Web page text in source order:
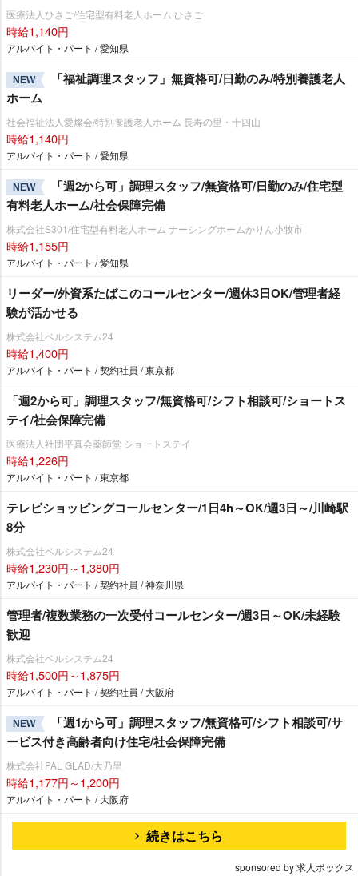
医療法人ひさご/住宅型有料老人ホーム ひさご
時給1,140円
アルバイト・パート / 愛知県
NEW
「福祉調理スタッフ」無資格可/日勤のみ/特別養護老人
ホーム
社会福祉法人愛燦会/特別養護老人ホーム 長寿の里・十四山
時給1,140円
アルバイト・パート / 愛知県
NEW
「週2から可」調理スタッフ/無資格可/日勤のみ/住宅型
有料老人ホーム/社会保障完備
株式会社S301/住宅型有料老人ホーム ナーシングホームかりん小牧市
時給1,155円
アルバイト・パート / 愛知県
リーダー/外資系たばこのコールセンター/週休3日OK/管理者経
験が活かせる
株式会社ベルシステム24
時給1,400円
アルバイト・パート / 契約社員 / 東京都
「週2から可」調理スタッフ/無資格可/シフト相談可/ショートス
テイ/社会保障完備
医療法人社団平真会薬師堂 ショートステイ
時給1,226円
アルバイト・パート / 東京都
テレビショッピングコールセンター/1日4h～OK/週3日～/川崎駅
8分
株式会社ベルシステム24
時給1,230円～1,380円
アルバイト・パート / 契約社員 / 神奈川県
管理者/複数業務の一次受付コールセンター/週3日～OK/未経験
歓迎
株式会社ベルシステム24
時給1,500円～1,875円
アルバイト・パート / 契約社員 / 大阪府
NEW
「週1から可」調理スタッフ/無資格可/シフト相談可/サ
ービス付き高齢者向け住宅/社会保障完備
株式会社PAL GLAD/大乃里
時給1,177円～1,200円
アルバイト・パート / 大阪府
続きはこちら
sponsored by 求人ボックス